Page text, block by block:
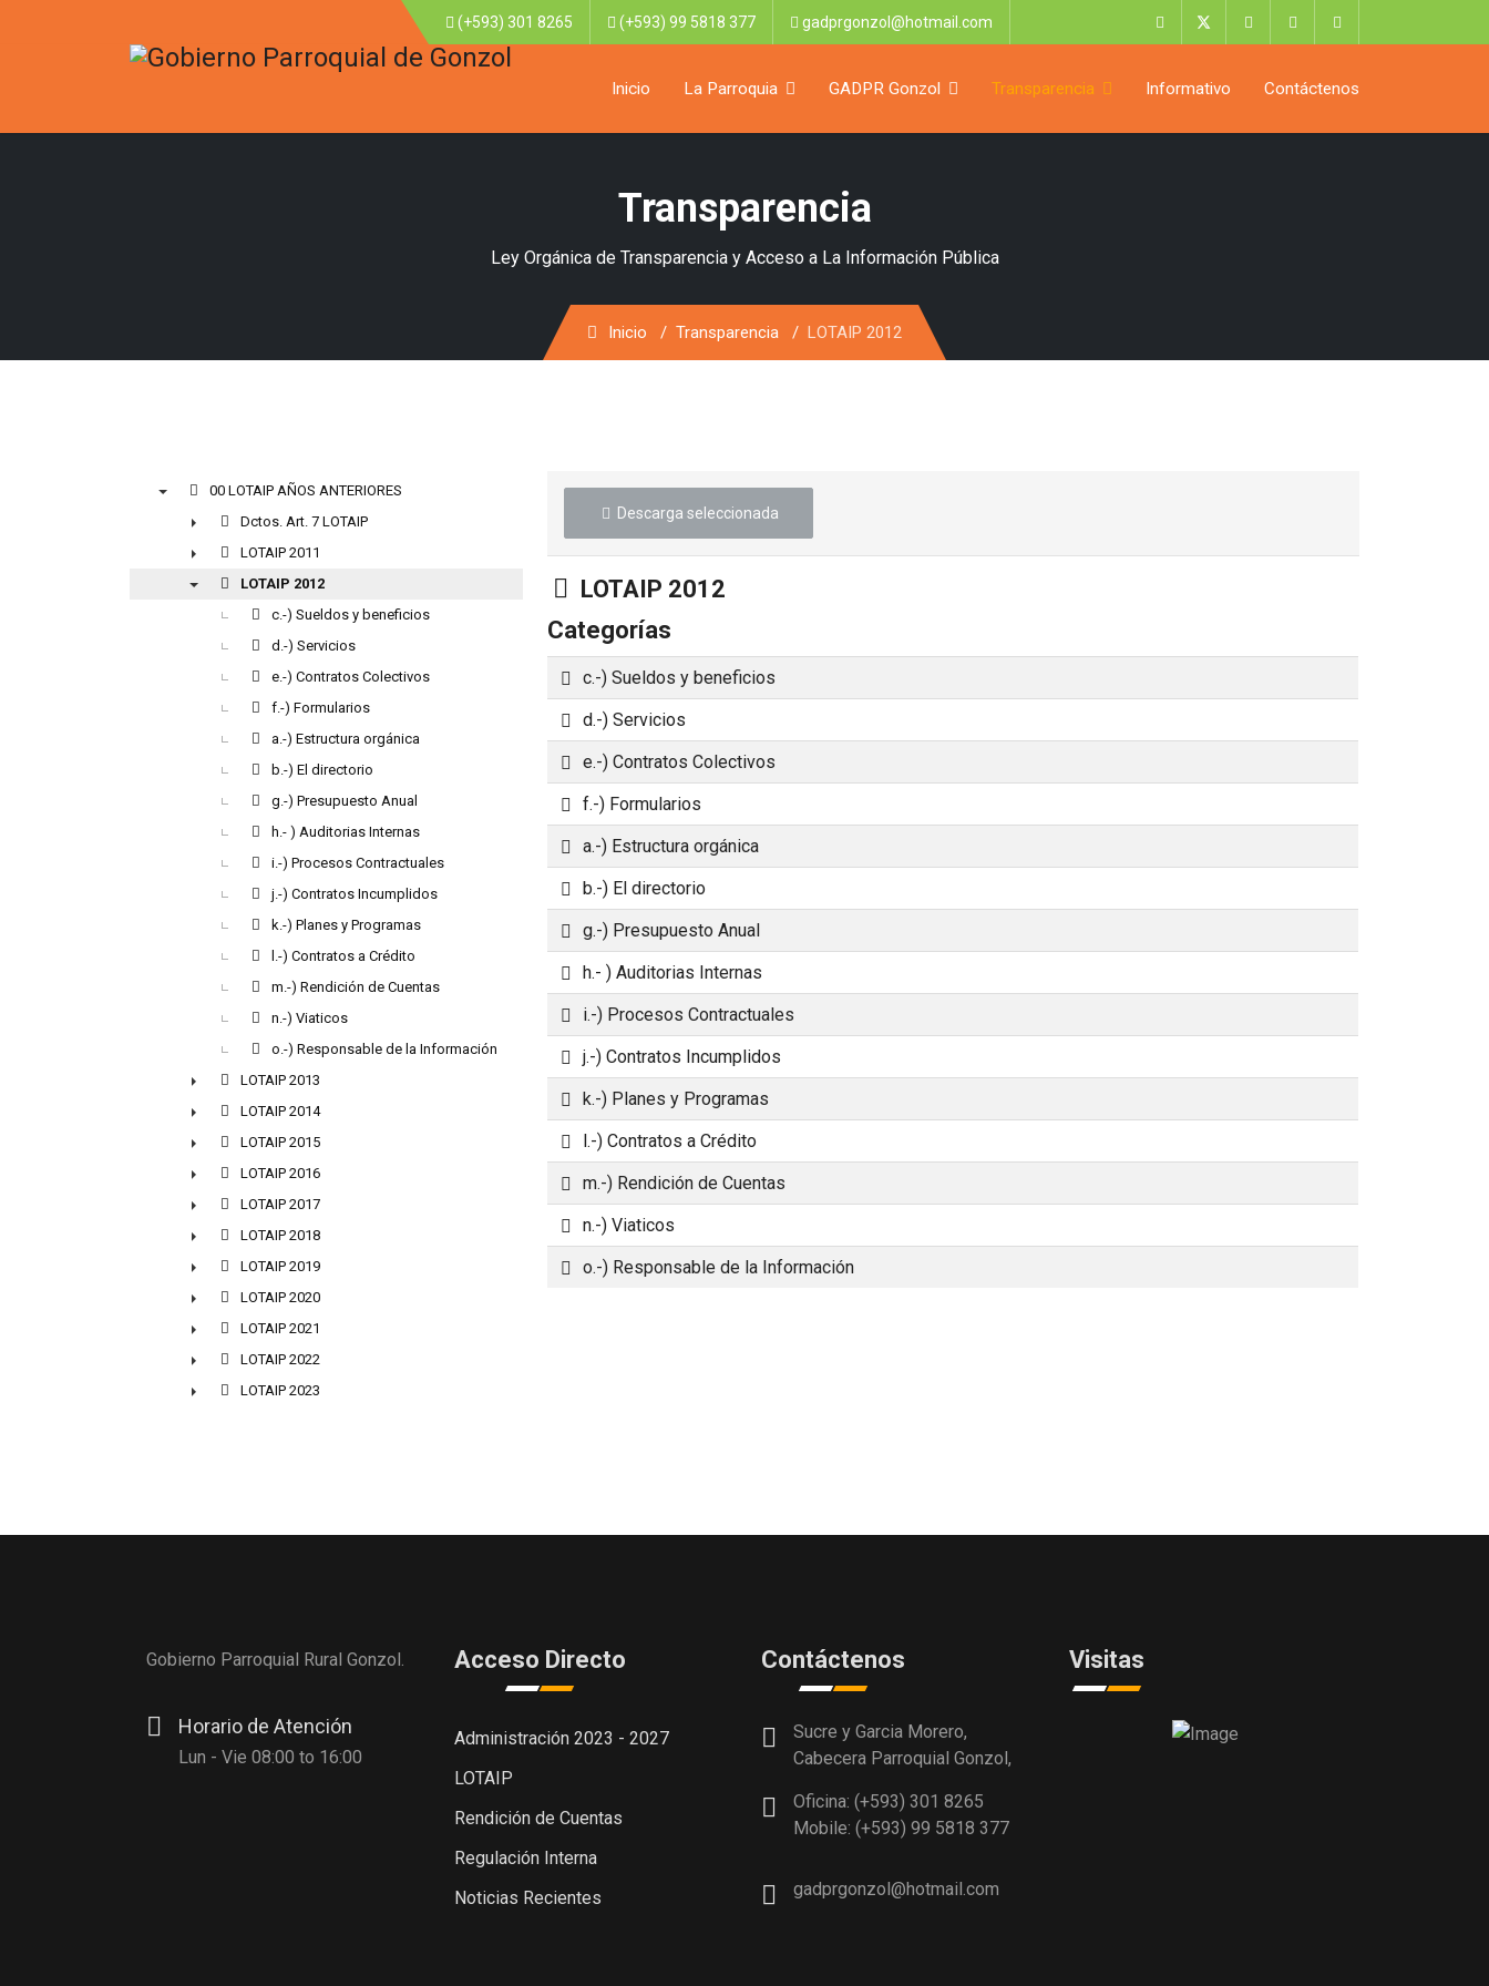
(+593) 301 8265 (+593) 99 5818 377 gadprgonzol@hotmail.com
Inicio La Parroquia GADPR Gonzol Transparencia Informativo Contáctenos
Transparencia
Ley Orgánica de Transparencia y Acceso a La Información Pública
Inicio Transparencia LOTAIP 2012
00 LOTAIP AÑOS ANTERIORES
►
Dctos. Art. 7 LOTAIP
►
LOTAIP 2011
LOTAIP 2012
c.-) Sueldos y beneficios
d.-) Servicios
e.-) Contratos Colectivos
f.-) Formularios
a.-) Estructura orgánica
b.-) El directorio
g.-) Presupuesto Anual
h.- ) Auditorias Internas
i.-) Procesos Contractuales
j.-) Contratos Incumplidos
k.-) Planes y Programas
l.-) Contratos a Crédito
m.-) Rendición de Cuentas
n.-) Viaticos
o.-) Responsable de la Información
►
LOTAIP 2013
►
LOTAIP 2014
►
LOTAIP 2015
►
LOTAIP 2016
►
LOTAIP 2017
►
LOTAIP 2018
►
LOTAIP 2019
►
LOTAIP 2020
►
LOTAIP 2021
►
LOTAIP 2022
LOTAIP 2023
Descarga seleccionada
Carpeta
LOTAIP 2012
Categorías
Carpeta
c.-) Sueldos y beneficios
Carpeta
d.-) Servicios
Carpeta
e.-) Contratos Colectivos
Carpeta
f.-) Formularios
Carpeta
a.-) Estructura orgánica
Carpeta
b.-) El directorio
Carpeta
g.-) Presupuesto Anual
Carpeta
h.- ) Auditorias Internas
Carpeta
i.-) Procesos Contractuales
Carpeta
j.-) Contratos Incumplidos
Carpeta
k.-) Planes y Programas
Carpeta
l.-) Contratos a Crédito
Carpeta
m.-) Rendición de Cuentas
Carpeta
n.-) Viaticos
Carpeta
o.-) Responsable de la Información
Gobierno Parroquial Rural Gonzol.
Horario de Atención
Lun - Vie 08:00 to 16:00
Acceso Directo
Administración 2023 - 2027
LOTAIP
Rendición de Cuentas
Regulación Interna
Noticias Recientes
Contáctenos
Sucre y Garcia Morero,
Cabecera Parroquial Gonzol,
Oficina: (+593) 301 8265
Mobile: (+593) 99 5818 377
gadprgonzol@hotmail.com
Visitas